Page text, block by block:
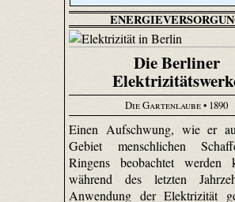
Die Berliner
Die Gartenlaube• 1890
Einen Aufschwung, wie er
Gebiet menschlichen
Ringens beobachtet werden
während des letzten
Anwendung der Elektrizität